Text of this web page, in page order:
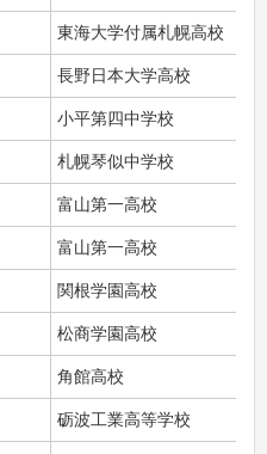
東海大学付属札幌高校
長野日本大学高校
小平第四中学校
札幌琴似中学校
富山第一高校
富山第一高校
関根学園高校
松商学園高校
角館高校
砺波工業高等学校